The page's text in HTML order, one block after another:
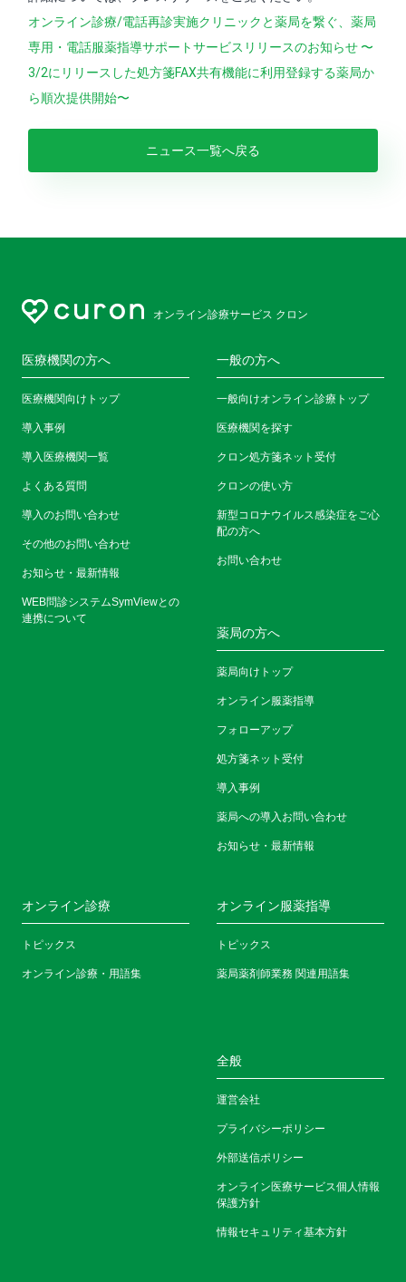
オンライン診療/電話再診実施クリニックと薬局を繋ぐ、薬局
専用・電話服薬指導サポートサービスリリースのお知らせ 〜
3/2にリリースした処方箋FAX共有機能に利用登録する薬局か
ら順次提供開始〜
ニュース一覧へ戻る
オンライン診療サービス クロン
医療機関の方へ
医療機関向けトップ
導入事例
導入医療機関一覧
よくある質問
導入のお問い合わせ
その他のお問い合わせ
お知らせ・最新情報
WEB問診システムSymViewとの
連携について
オンライン診療
トピックス
オンライン診療・用語集
薬局の方へ
薬局向けトップ
オンライン服薬指導
フォローアップ
処方箋ネット受付
導入事例
薬局への導入お問い合わせ
お知らせ・最新情報
オンライン服薬指導
トピックス
薬局薬剤師業務 関連用語集
一般の方へ
一般向けオンライン診療トップ
医療機関を探す
クロン処方箋ネット受付
クロンの使い方
新型コロナウイルス感染症をご心
配の方へ
お問い合わせ
全般
運営会社
プライバシーポリシー
外部送信ポリシー
オンライン医療サービス個人情報
保護方針
情報セキュリティ基本方針